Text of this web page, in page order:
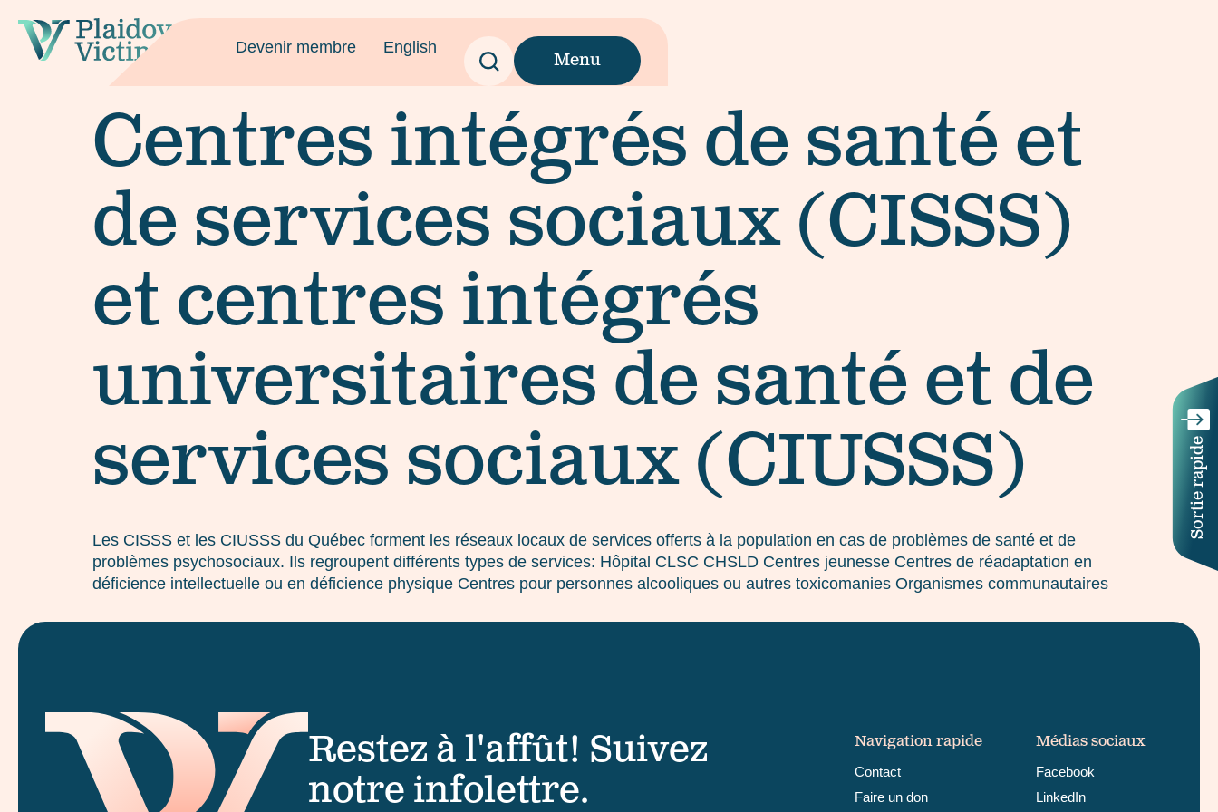
Devenir membre English
Menu
Sortie rapide
Centres intégrés de santé et
de services sociaux (CISSS)
et centres intégrés
universitaires de santé et de
services sociaux (CIUSSS)
Les CISSS et les CIUSSS du Québec forment les réseaux locaux de services offerts à la population en cas de problèmes de santé et de
problèmes psychosociaux. Ils regroupent différents types de services: Hôpital CLSC CHSLD Centres jeunesse Centres de réadaptation en
déficience intellectuelle ou en déficience physique Centres pour personnes alcooliques ou autres toxicomanies Organismes communautaires
Restez à l'affût! Suivez
notre infolettre.
Navigation rapide
Contact
Faire un don
Médias sociaux
Facebook
LinkedIn